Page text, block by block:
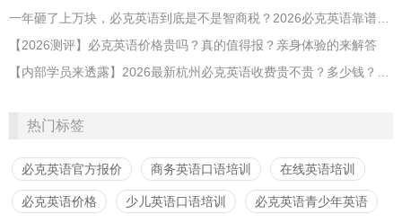
​一年砸了上万块，必克英语到底是不是智商税？2026必克英语靠谱吗？有没有效果？
【2026测评】必克英语价格贵吗？真的值得报？亲身体验的来解答
【内部学员来透露】2026最新杭州必克英语收费贵不贵？多少钱？效果怎么样？靠谱吗？
热门标签
必克英语官方报价 商务英语口语培训 在线英语培训
必克英语价格 少儿英语口语培训 必克英语青少年英语